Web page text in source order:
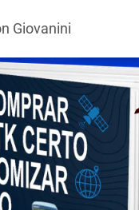
Giovanini